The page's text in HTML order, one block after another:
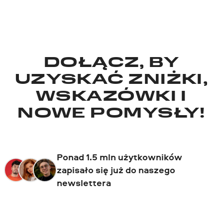
DOŁĄCZ, BY
UZYSKAĆ ZNIŻKI,
WSKAZÓWKI I
NOWE POMYSŁY!
Ponad 1.5 mln użytkowników
zapisało się już do naszego
newslettera